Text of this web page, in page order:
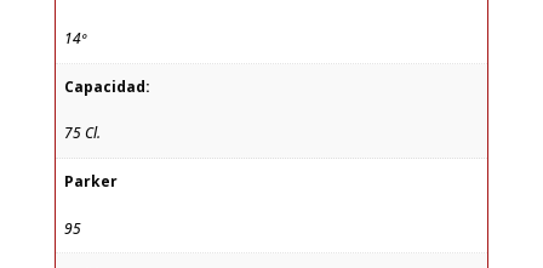
14º
Capacidad:
75 Cl.
Parker
95